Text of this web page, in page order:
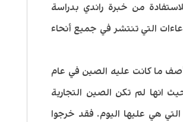
من خبرة راندي بدراسة
التي تنتشر في جميع أنحاء
ما كانت عليه الصين في عام
حيث انها لم تكن الصين التجارية
التي هي عليها اليوم. فقد خرجوا